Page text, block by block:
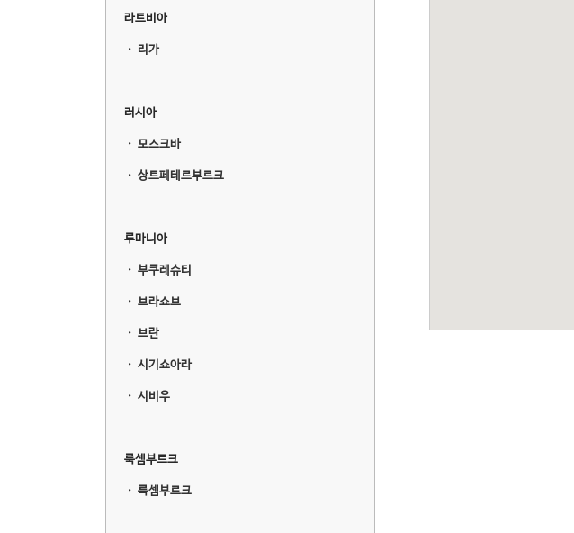
라트비아
ㆍ 리가
러시아
ㆍ 모스크바
ㆍ 상트페테르부르크
루마니아
ㆍ 부쿠레슈티
ㆍ 브라쇼브
ㆍ 브란
ㆍ 시기쇼아라
ㆍ 시비우
룩셈부르크
ㆍ 룩셈부르크